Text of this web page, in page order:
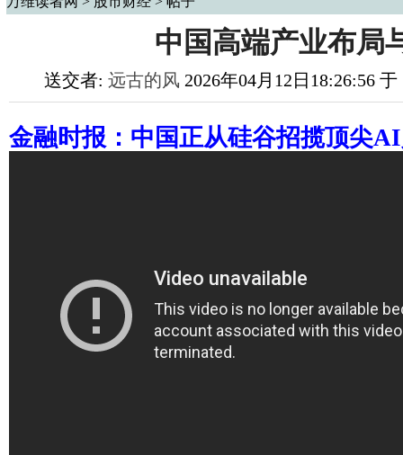
中国高端产业布局
送交者: 远古的风 2026年04月12日18:26:56
金融时报：中国正从硅谷招揽顶尖